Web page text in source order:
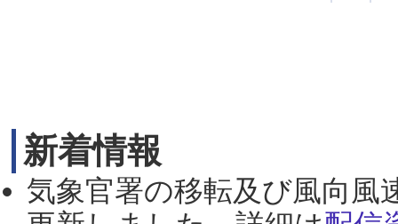
新着情報
気象官署の移転及び風向風